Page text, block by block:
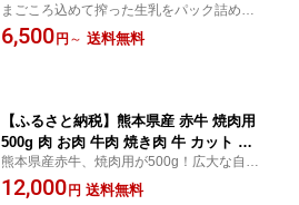
l×24本／250ml×48本／1L×6本 計2.4L～
12L 牛乳 ロングライフ ミルク らくのう
まごころ込めて搾った生乳をパック詰めし
たロングライフの成分無調整牛乳。常温で
長期間保存できるので、お出かけにも便利
6,500円 ～ 送料無料
【ふるさと納税】熊本県産 赤牛 焼肉用
500g 肉 お肉 牛肉 焼き肉 牛 カット 和
牛 九州産 国産 冷凍 送料無料
熊本県産赤牛、焼肉用が500g！広大な自然
の中育まれた、安心安全な熊本県産赤牛で
す。焼肉用にカットしています。
12,000円 送料無料